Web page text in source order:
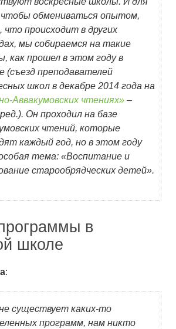
обмениваться опытом,
что происходит в других
мы собираемся на такие
как прошел в этом году в
(съезд преподавателей
школ в декабре 2014 года на
Аввакумовских чтениях» –
Он проходил на базе
чтений, которые
каждый год, но в этом году
тема: «Воспитание и
старообрядческих детей».
в
школе
:
существует каких-то
программ, нам никто